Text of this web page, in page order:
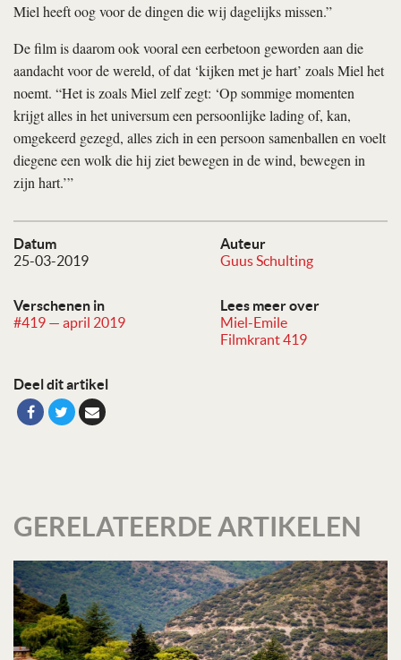
Datum
25-03-2019
Auteur
Guus Schulting
Verschenen in
#419 — april 2019
Lees meer over
Miel-Emile
Filmkrant 419
Deel dit artikel
Miel heeft oog voor de dingen die wij dagelijks missen.”
De film is daarom ook vooral een eerbetoon geworden aan die
aandacht voor de wereld, of dat ‘kijken met je hart’ zoals Miel het
noemt. “Het is zoals Miel zelf zegt: ‘Op sommige momenten
krijgt alles in het universum een persoonlijke lading of, kan,
omgekeerd gezegd, alles zich in een persoon samenballen en voelt
diegene een wolk die hij ziet bewegen in de wind, bewegen in
zijn hart.’”
GERELATEERDE ARTIKELEN